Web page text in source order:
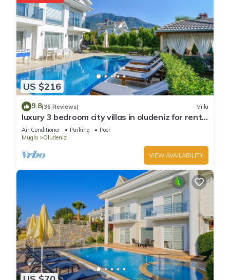
US $216
9.8(36 Reviews) Villa
luxury 3 bedroom city villas in oludeniz for rent
with private pool and garden
Air Conditioner Parking
Pool
Mugla
Oludeniz
VIEW AVAILABILITY